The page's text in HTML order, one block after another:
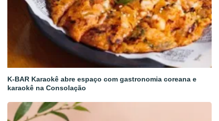
K-BAR Karaokê abre espaço com gastronomia coreana e
karaokê na Consolação